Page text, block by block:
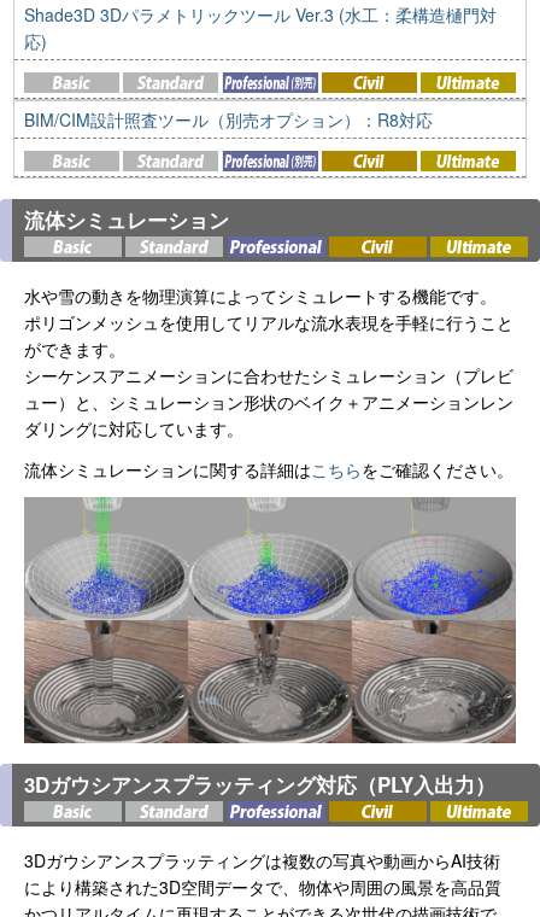
Shade3D 3Dパラメトリックツール Ver.3 (水工：柔構造樋門対
応)
BIM/CIM設計照査ツール（別売オプション）：R8対応
流体シミュレーション
水や雪の動きを物理演算によってシミュレートする機能です。
ポリゴンメッシュを使用してリアルな流水表現を手軽に行うこと
ができます。
シーケンスアニメーションに合わせたシミュレーション（プレビ
ュー）と、シミュレーション形状のベイク＋アニメーションレン
ダリングに対応しています。
流体シミュレーションに関する詳細はこちらをご確認ください。
3Dガウシアンスプラッティング対応（PLY入出力）
3Dガウシアンスプラッティングは複数の写真や動画からAI技術
により構築された3D空間データで、物体や周囲の風景を高品質